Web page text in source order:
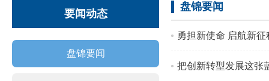
要闻动态
盘锦要闻
盘锦要闻
勇担新使命 启航新征
把创新转型发展这张